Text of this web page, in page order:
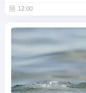
12:00